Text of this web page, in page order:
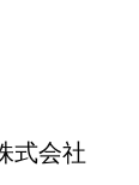
式会社